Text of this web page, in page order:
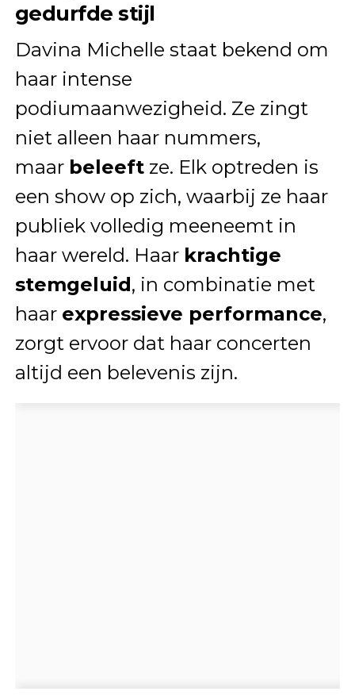
gedurfde stijl
Davina Michelle staat bekend om
haar intense
podiumaanwezigheid. Ze zingt
niet alleen haar nummers,
maar beleeftze. Elk optreden is
een show op zich, waarbij ze haar
publiek volledig meeneemt in
haar wereld. Haar krachtige
stemgeluid, in combinatie met
haar expressieve performance,
zorgt ervoor dat haar concerten
altijd een belevenis zijn.